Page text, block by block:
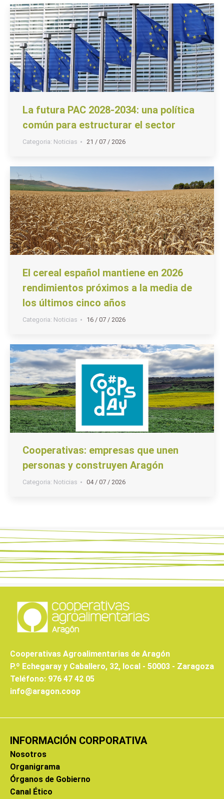
La futura PAC 2028-2034: una política
común para estructurar el sector
Categoria: Noticias 21 / 07 / 2026
El cereal español mantiene en 2026
rendimientos próximos a la media de
los últimos cinco años
Categoria: Noticias 16 / 07 / 2026
Cooperativas: empresas que unen
personas y construyen Aragón
Categoria: Noticias 04 / 07 / 2026
Cooperativas Agroalimentarias de Aragón
P.º Echegaray y Caballero, 32, local - 50003 - Zaragoza
Teléfono: 976 47 42 05
info@aragon.coop
INFORMACIÓN CORPORATIVA
Nosotros
Organigrama
Órganos de Gobierno
Canal Ético